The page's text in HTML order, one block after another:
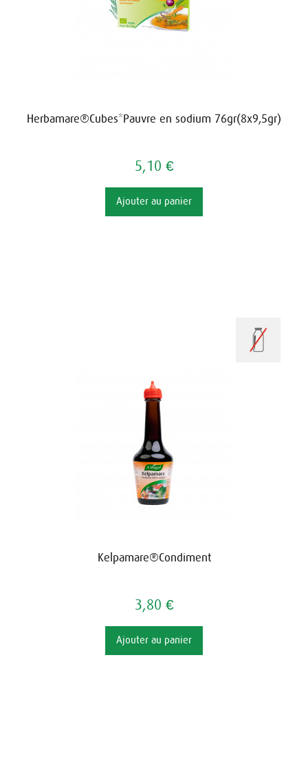
Herbamare®Cubes*Pauvre en sodium 76gr(8x9,5gr)
5,10 €
Ajouter au panier
Kelpamare®Condiment
3,80 €
Ajouter au panier